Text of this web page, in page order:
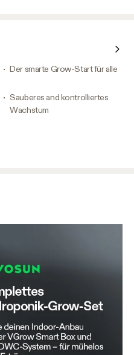
Der smarte Grow-Start für alle
Sauberes and kontrolliertes
Wachstum